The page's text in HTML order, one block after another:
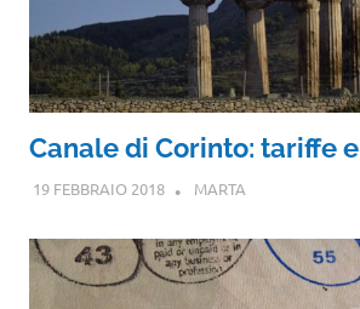
Canale di Corinto: tariffe
19 FEBBRAIO 2018 MARTA